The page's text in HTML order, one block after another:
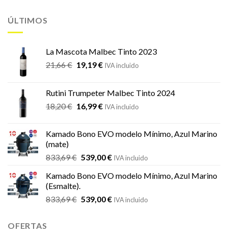
ÚLTIMOS
La Mascota Malbec Tinto 2023
21,66€ El
era:
21,66 €.
19,19€El
es:
19,19 €.
IVA incluido
Rutini Trumpeter Malbec Tinto 2024
18,20€ El
era:
16,99€El
es:
IVA incluido
Kamado Bono EVO modelo Mínimo, Azul Marino
(mate)
833,69€ El
original
era:
833,69 €.
539,00€El
actual
539,00 €.
IVA incluido
Kamado Bono EVO modelo Mínimo, Azul Marino
(Esmalte).
833,69€ El
539,00€ElIVA incluido
OFERTAS